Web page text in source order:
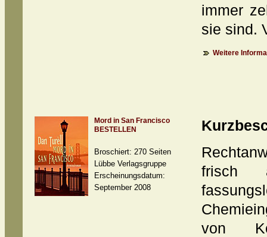
immer
sie sind.
Weitere
Mord in San Francisco
BESTELLEN
Broschiert: 270 Seiten
Lübbe Verlagsgruppe
Erscheinungsdatum:
September 2008
frisch
von